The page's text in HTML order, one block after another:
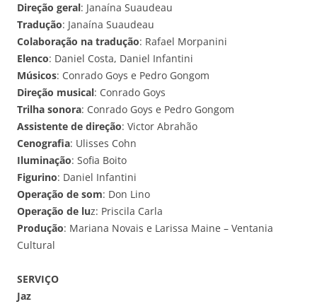
Direção geral: Janaína Suaudeau
Tradução: Janaína Suaudeau
Colaboração na tradução: Rafael Morpanini
Elenco: Daniel Costa, Daniel Infantini
Músicos: Conrado Goys e Pedro Gongom
Direção musical: Conrado Goys
Trilha sonora: Conrado Goys e Pedro Gongom
Assistente de direção: Victor Abrahão
Cenografia: Ulisses Cohn
Iluminação: Sofia Boito
Figurino: Daniel Infantini
Operação de som: Don Lino
Operação de luz: Priscila Carla
Produção: Mariana Novais e Larissa Maine – Ventania
Cultural
SERVIÇO
Jaz